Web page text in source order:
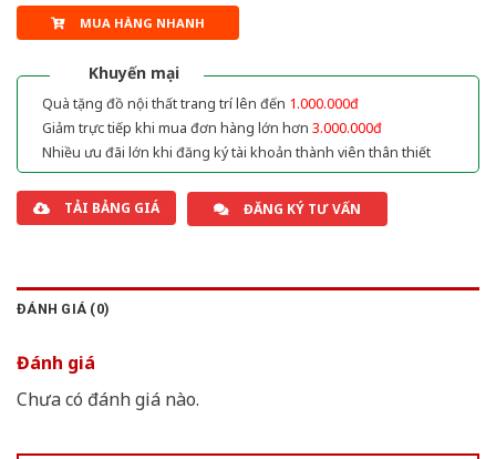
MUA HÀNG NHANH
Khuyến mại
Quà tặng đồ nội thất trang trí lên đến 1.000.000đ
Giảm trực tiếp khi mua đơn hàng lớn hơn 3.000.000đ
Nhiều ưu đãi lớn khi đăng ký tài khoản thành viên thân thiết
TẢI BẢNG GIÁ ĐĂNG KÝ TƯ VẤN
ĐÁNH GIÁ (0)
Đánh giá
Chưa có đánh giá nào.